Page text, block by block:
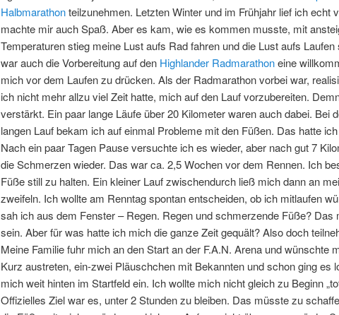
Halbmarathonteilzunehmen. Letzten Winter und im Frühjahr lief ich echt
machte mir auch Spaß. Aber es kam, wie es kommen musste, mit
Temperaturen stieg meine Lust aufs Rad fahren und die Lust aufs
war auch die Vorbereitung auf den Highlander Radmarathoneine
mich vor dem Laufen zu drücken. Als der Radmarathon vorbei war,
ich nicht mehr allzu viel Zeit hatte, mich auf den Lauf vorzubereiten.
verstärkt. Ein paar lange Läufe über 20 Kilometer waren auch dabei. Bei
langen Lauf bekam ich auf einmal Probleme mit den Füßen. Das hatte
Nach ein paar Tagen Pause versuchte ich es wieder, aber nach gut 7
die Schmerzen wieder. Das war ca. 2,5 Wochen vor dem Rennen. Ich
Füße still zu halten. Ein kleiner Lauf zwischendurch ließ mich dann an
zweifeln. Ich wollte am Renntag spontan entscheiden, ob ich mitlaufen
sah ich aus dem Fenster – Regen. Regen und schmerzende Füße? Das
sein. Aber für was hatte ich mich die ganze Zeit gequält? Also doch
Meine Familie fuhr mich an den Start an der F.A.N. Arena und wünschte
Kurz austreten, ein-zwei Pläuschchen mit Bekannten und schon ging es
mich weit hinten im Startfeld ein. Ich wollte mich nicht gleich zu Beginn
Offizielles Ziel war es, unter 2 Stunden zu bleiben. Das müsste zu